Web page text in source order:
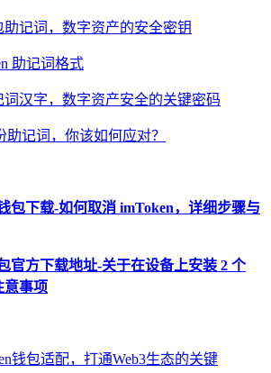
助记词，数字资产的安全密钥
助记词格式
词汉字，数字资产安全的关键密码
助记词，你该如何应对？
包下载-如何取消 imToken，详细步骤与
官方下载地址-关于在设备上安装 2 个
意事项